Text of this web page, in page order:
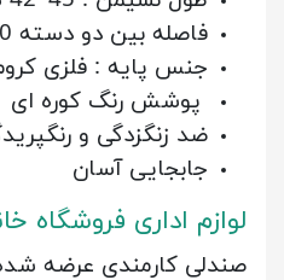
فاصله بین دو دسته 60 سانتی متر
جنس پایه : فلزی
پوشش رنگ کوره ای
ضد زنگزدگی و
جابجایی آسان
لوازم اداری فروشگاه
صندلی کارمندی عرضه